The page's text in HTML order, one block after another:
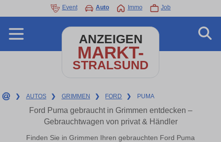
Event Auto Immo Job
ANZEIGEN
MARKT-
STRALSUND
❯ AUTOS ❯ GRIMMEN ❯ FORD ❯ PUMA
Ford Puma gebraucht in Grimmen entdecken –
Gebrauchtwagen von privat & Händler
Finden Sie in Grimmen Ihren gebrauchten Ford Puma